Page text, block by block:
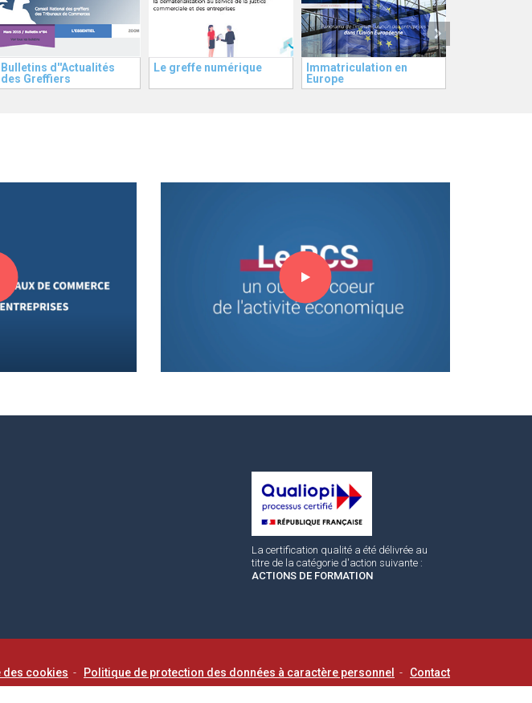
Bulletins d''Actualités
des Greffiers
Le greffe numérique
Immatriculation en
Europe
La certification qualité a été délivrée au
titre de la catégorie d'action suivante :
ACTIONS DE FORMATION
des cookies - Politique de protection des données à caractère personnel - Contact